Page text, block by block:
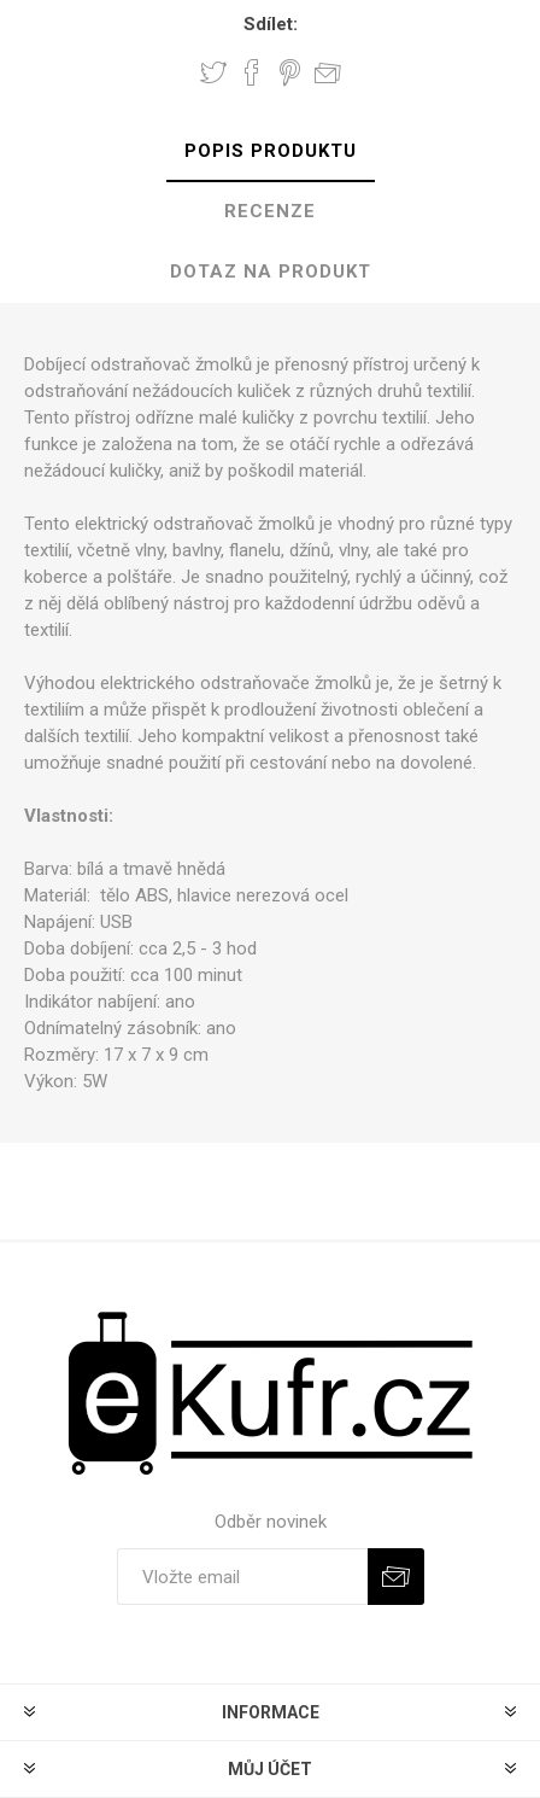
Sdílet:
POPIS PRODUKTU
RECENZE
DOTAZ NA PRODUKT
Dobíjecí odstraňovač žmolků je přenosný přístroj určený k
odstraňování nežádoucích kuliček z různých druhů textilií.
Tento přístroj odřízne malé kuličky z povrchu textilií. Jeho
funkce je založena na tom, že se otáčí rychle a odřezává
nežádoucí kuličky, aniž by poškodil materiál.
Tento elektrický odstraňovač žmolků je vhodný pro různé typy
textilií, včetně vlny, bavlny, flanelu, džínů, vlny, ale také pro
koberce a polštáře. Je snadno použitelný, rychlý a účinný, což
z něj dělá oblíbený nástroj pro každodenní údržbu oděvů a
textilií.
Výhodou elektrického odstraňovače žmolků je, že je šetrný k
textiliím a může přispět k prodloužení životnosti oblečení a
dalších textilií. Jeho kompaktní velikost a přenosnost také
umožňuje snadné použití při cestování nebo na dovolené.
Vlastnosti:
Barva: bílá a tmavě hnědá
Materiál: tělo ABS, hlavice nerezová ocel
Napájení: USB
Doba dobíjení: cca 2,5 - 3 hod
Doba použití: cca 100 minut
Indikátor nabíjení: ano
Odnímatelný zásobník: ano
Rozměry: 17 x 7 x 9 cm
Výkon: 5W
Odběr novinek
INFORMACE
MŮJ ÚČET